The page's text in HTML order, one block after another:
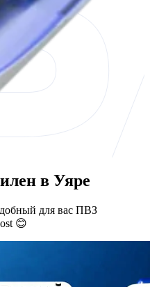
в Уяре
для вас ПВЗ
😊